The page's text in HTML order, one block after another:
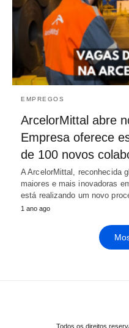
EMPREGOS
ArcelorMittal abre
Empresa oferece
de 100 novos
A ArcelorMittal, reconhecida
maiores e mais inovadoras
está realizando um novo
1 ano ago
Todos os direitos